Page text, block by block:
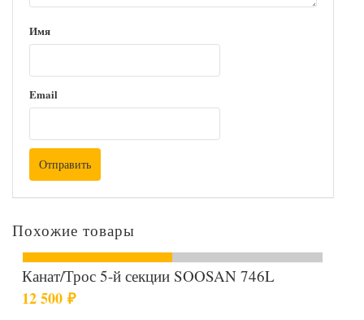
Имя
Email
Похожие товары
В КОРЗИНУ
Канат/Трос 5-й секции SOOSAN 746L
12 500 ₽